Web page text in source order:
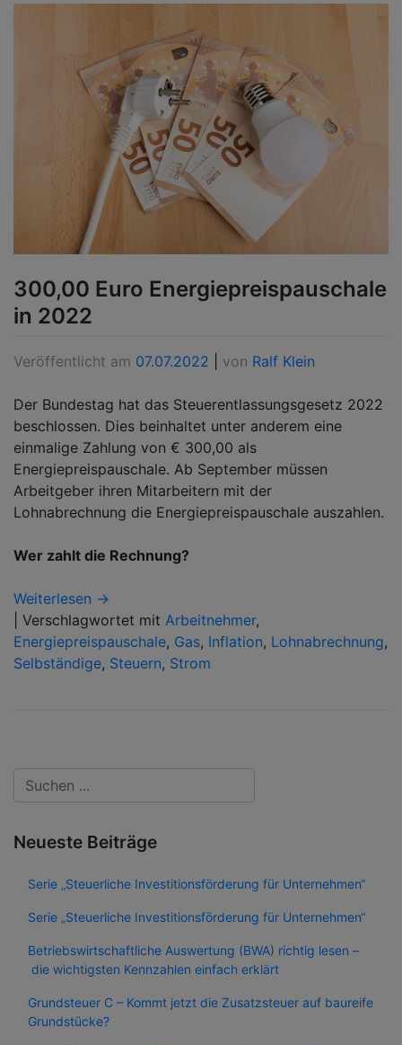
300,00 Euro Energiepreispauschale
in 2022
Veröffentlicht am 07.07.2022 von Ralf Klein
Der Bundestag hat das Steuerentlassungsgesetz 2022
beschlossen. Dies beinhaltet unter anderem eine
einmalige Zahlung von € 300,00 als
Energiepreispauschale. Ab September müssen
Arbeitgeber ihren Mitarbeitern mit der
Lohnabrechnung die Energiepreispauschale auszahlen.
Wer zahlt die Rechnung?
Weiterlesen →
Verschlagwortet mit Arbeitnehmer,
Energiepreispauschale, Gas, Inflation, Lohnabrechnung,
Selbständige, Steuern, Strom
Neueste Beiträge
Serie „Steuerliche Investitionsförderung für Unternehmen“
Serie „Steuerliche Investitionsförderung für Unternehmen“
Betriebswirtschaftliche Auswertung (BWA) richtig lesen –
die wichtigsten Kennzahlen einfach erklärt
Grundsteuer C – Kommt jetzt die Zusatzsteuer auf baureife
Grundstücke?